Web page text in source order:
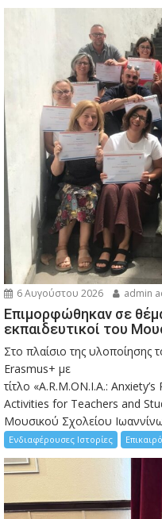
6 Αυγούστου 2026 admin
Eπιμορφώθηκαν σε
εκπαιδευτικοί του
Στο πλαίσιο της
Erasmus+ με
τίτλο «A.R.M.ON.I.A.:
Activities for Teachers and
Μουσικού Σχολείου
Ενδιαφέρουσες Ιστορίες